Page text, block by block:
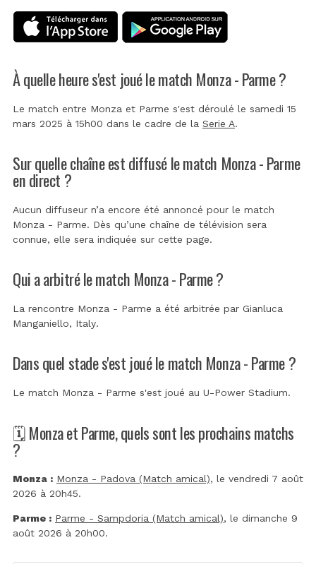
À quelle heure s'est joué le match Monza - Parme ?
Le match entre Monza et Parme s'est déroulé le samedi 15
mars 2025 à 15h00 dans le cadre de la Serie A.
Sur quelle chaîne est diffusé le match Monza - Parme
en direct ?
Aucun diffuseur n’a encore été annoncé pour le match
Monza - Parme. Dès qu’une chaîne de télévision sera
connue, elle sera indiquée sur cette page.
Qui a arbitré le match Monza - Parme ?
La rencontre Monza - Parme a été arbitrée par Gianluca
Manganiello, Italy.
Dans quel stade s'est joué le match Monza - Parme ?
Le match Monza - Parme s'est joué au U-Power Stadium.
🗓️ Monza et Parme, quels sont les prochains matchs
?
Monza : Monza - Padova (Match amical), le vendredi 7 août
2026 à 20h45.
Parme : Parme - Sampdoria (Match amical), le dimanche 9
août 2026 à 20h00.